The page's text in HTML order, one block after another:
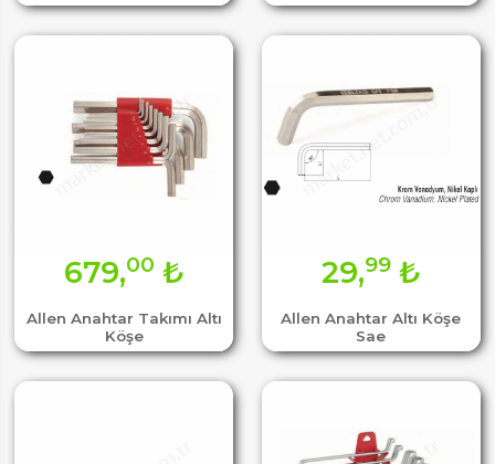
Allen Anahtar Takımı Altı
Köşe
679,00 ₺
Allen Anahtar Altı Köşe
Sae
29,99₺